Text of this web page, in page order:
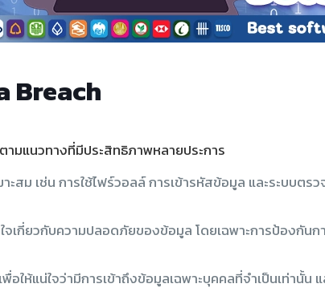
Breach
มแนวทางที่มีประสิทธิภาพหลายประการ
ะสม เช่น การใช้ไฟร์วอลล์ การเข้ารหัสข้อมูล และระบบต
เกี่ยวกับความปลอดภัยของข้อมูล โดยเฉพาะการป้องกัน
ให้แน่ใจว่ามีการเข้าถึงข้อมูลเฉพาะบุคคลที่จำเป็นเท่านั้น